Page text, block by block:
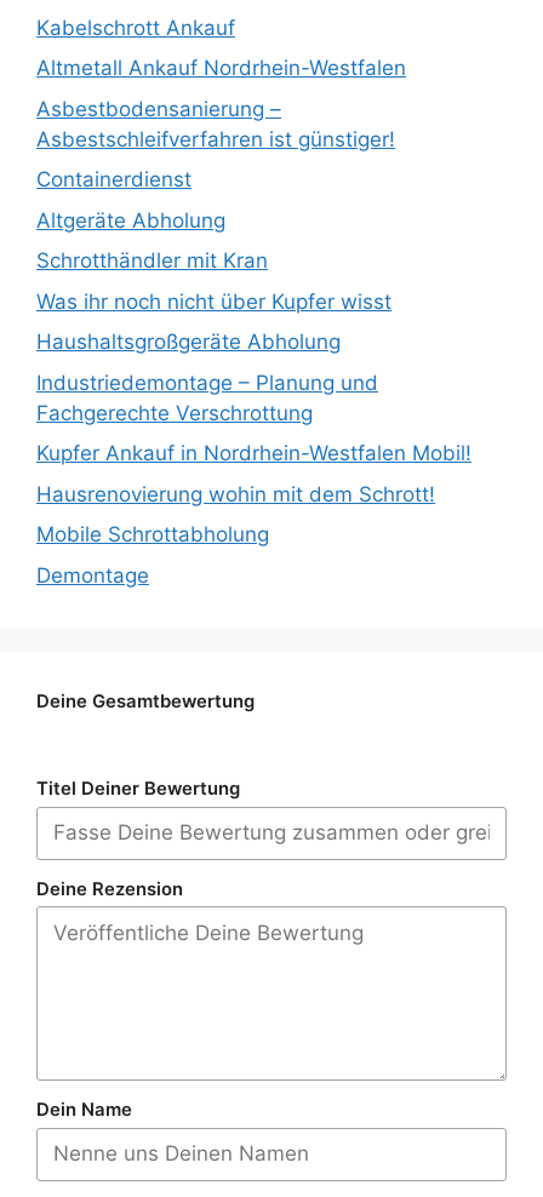
Kabelschrott Ankauf
Altmetall Ankauf Nordrhein-Westfalen
Asbestbodensanierung –
Asbestschleifverfahren ist günstiger!
Containerdienst
Altgeräte Abholung
Schrotthändler mit Kran
Was ihr noch nicht über Kupfer wisst
Haushaltsgroßgeräte Abholung
Industriedemontage – Planung und
Fachgerechte Verschrottung
Kupfer Ankauf in Nordrhein-Westfalen Mobil!
Hausrenovierung wohin mit dem Schrott!
Mobile Schrottabholung
Demontage
Deine Gesamtbewertung
Titel Deiner Bewertung
Deine Rezension
Dein Name